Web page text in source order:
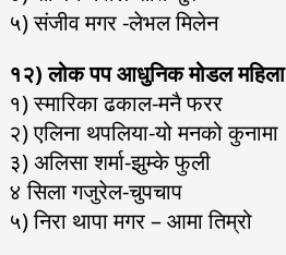
५) संजीव मगर -लेभल मिलेन
१२) लोक पप आधुनिक मोडल महिला
१) स्मारिका ढकाल-मनै फरर
२) एलिना थपलिया-यो मनको कुनामा
३) अलिसा शर्मा-झुम्के फुली
४ सिला गजुरेल-चुपचाप
५) निरा थापा मगर – आमा तिम्रो